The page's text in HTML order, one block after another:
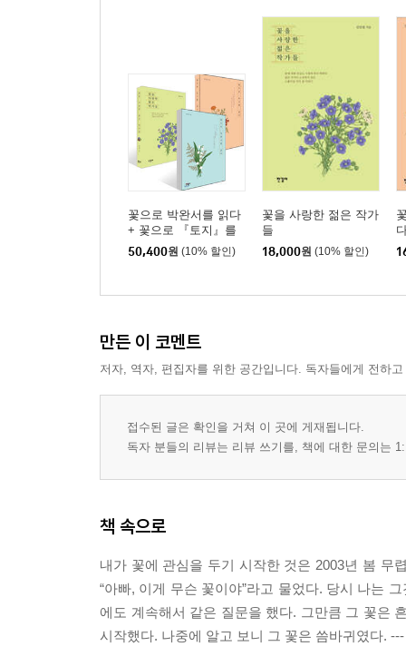
꽃으로 박완서를 읽다
+ 꽃으로 『토지』를
읽다 + 꽃을 사랑한 젊
은 작가들 세트
50,400원 (10% 할인)
꽃을 사랑한 젊은 작가
들
18,000원 (10% 할인)
만든 이 코멘트
저자, 역자, 편집자를 위한 공간입니다. 독자들에게 전하
접수된 글은 확인을 거쳐 이 곳에 게재됩니다.
독자 분들의 리뷰는 리뷰 쓰기를, 책에 대한 문의는
책 속으로
내가 꽃에 관심을 두기 시작한 것은 2003년 봄 무
“아빠, 이게 무슨 꽃이야”라고 물었다. 당시 나는
에도 계속해서 같은 질문을 했다. 그만큼 그 꽃은
시작했다. 나중에 알고 보니 그 꽃은 씀바귀였다.